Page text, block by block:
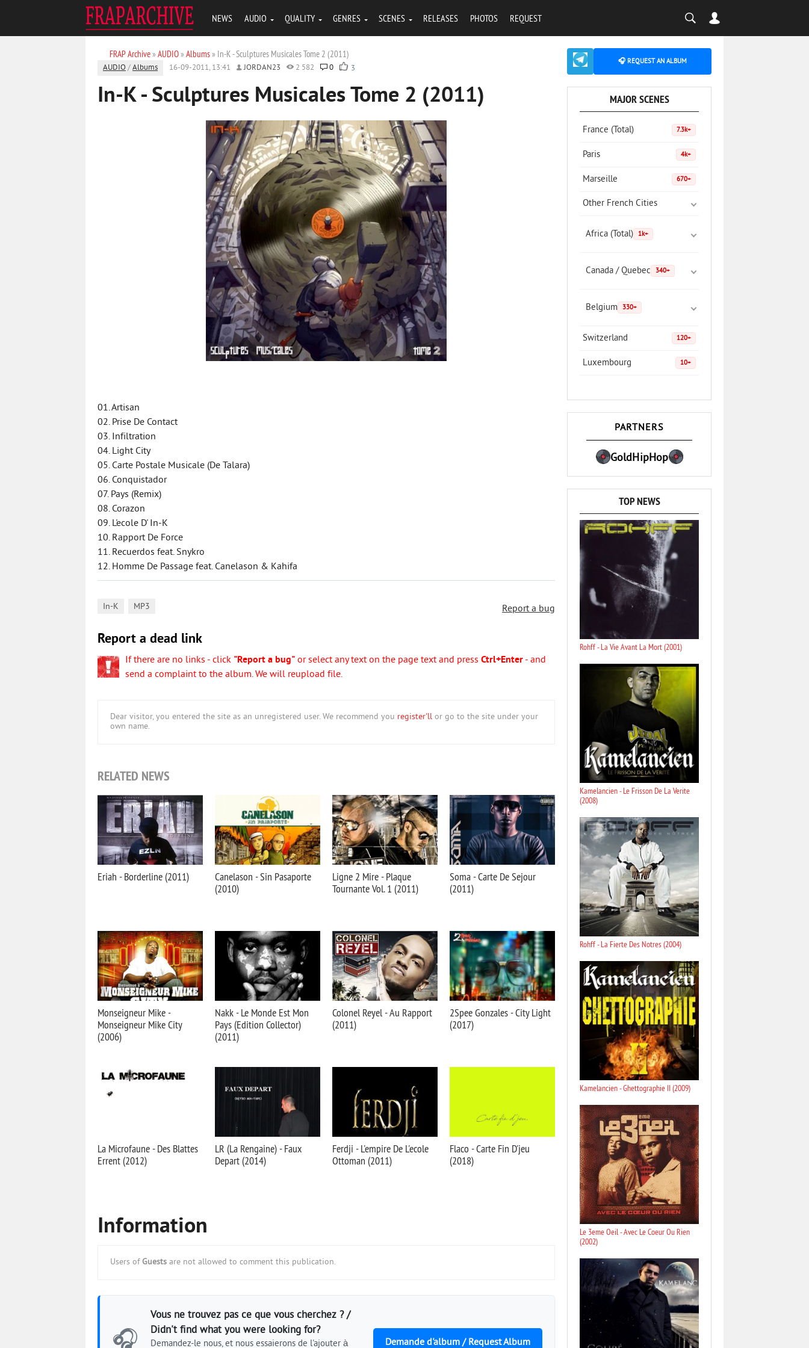
NEWS AUDIO QUALITY GENRES SCENES RELEASES PHOTOS REQUEST
FRAP Archive» AUDIO» Albums» In-K - Sculptures Musicales Tome 2 (2011)
AUDIO /Albums 16-09-2011, 13:41 JORDAN23 2 582 0 3
In-K - Sculptures Musicales Tome 2 (2011)
01. Artisan
02. Prise De Contact
03. Infiltration
04. Light City
05. Carte Postale Musicale (De Talara)
06. Conquistador
07. Pays (Remix)
08. Corazon
09. L'ecole D' In-K
10. Rapport De Force
11. Recuerdos feat. Snykro
12. Homme De Passage feat. Canelason & Kahifa
Report a bug
In-K MP3
Report a dead link
If there are no links - click "Report a bug" or select any text on the page text and press Ctrl+Enter - and
send a complaint to the album. We will reupload file.
Dear visitor, you entered the site as an unregistered user. We recommend you register'll or go to the site under your
own name.
RELATED NEWS
Eriah - Borderline (2011)
Canelason - Sin Pasaporte
(2010)
Ligne 2 Mire - Plaque
Tournante Vol. 1 (2011)
Soma - Carte De Sejour
(2011)
Monseigneur Mike -
Monseigneur Mike City
(2006)
Nakk - Le Monde Est Mon
Pays (Edition Collector)
(2011)
Colonel Reyel - Au Rapport
(2011)
2Spee Gonzales - City Light
(2017)
La Microfaune - Des Blattes
Errent (2012)
LR (La Rengaine) - Faux
Depart (2014)
Ferdji - L'empire De L'ecole
Ottoman (2011)
Flaco - Carte Fin D'jeu
(2018)
Information
Users of Guests are not allowed to comment this publication.
Vous ne trouvez pas ce que vous cherchez ? /
Didn't find what you were looking for?
Demandez-le nous, et nous essaierons de l'ajouter à
Demande d'album / Request Album
🎧 REQUEST AN ALBUM
MAJOR SCENES
France (Total) 7.3k+
Paris 4k+
Marseille 670+
Other French Cities
Africa (Total) 1k+
Canada / Quebec 340+
Belgium 330+
Switzerland 120+
Luxembourg 10+
PARTNERS
GoldHipHop
TOP NEWS
Rohff - La Vie Avant La Mort (2001)
Kamelancien - Le Frisson De La Verite
(2008)
Rohff - La Fierte Des Notres (2004)
Kamelancien - Ghettographie II (2009)
Le 3eme Oeil - Avec Le Coeur Ou Rien
(2002)